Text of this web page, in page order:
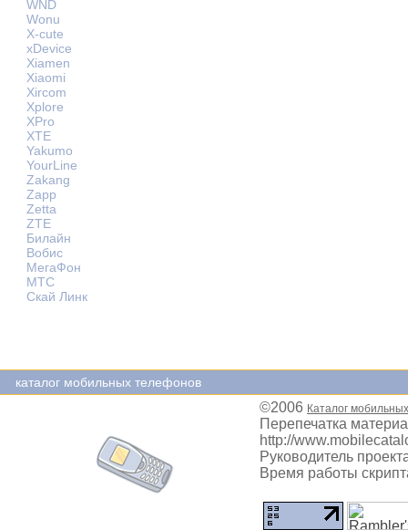
WND
Wonu
X-cute
xDevice
Xiamen
Xiaomi
Xircom
Xplore
XPro
XTE
Yakumo
YourLine
Zakang
Zapp
Zetta
ZTE
Билайн
Вобис
МегаФон
МТС
Скай Линк
каталог мобильных телефонов
©2006 Каталог
Перепечатка
http://
Руководитель
Время работы